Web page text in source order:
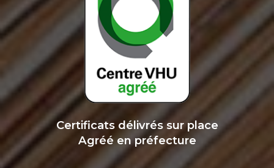
Certificats délivrés sur place
Agréé en préfecture